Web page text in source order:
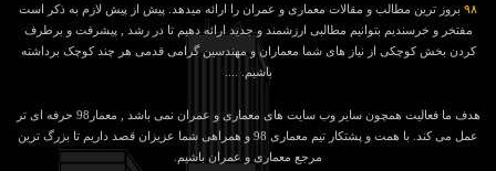
۹۸ بروز ترین مطالب و مقالات معماری و عمران را ارائه میدهد. پیش از پیش لازم به ذکر است
مفتخر و خرسندیم بتوانیم مطالبی ارزشمند و جدید ارائه دهیم تا در رشد , پیشرفت و برطرف
کردن بخش کوچکی از نیاز های شما معماران و مهندسین گرامی قدمی هر چند کوچک برداشته
باشیم. ....
هدف ما فعالیت همچون سایر وب سایت های معماری و عمران نمی باشد , معمار98 حرفه ای تر
عمل می کند. با همت و پشتکار تیم معماری 98 و همراهی شما عزیزان قصد داریم تا بزرگ ترین
مرجع معماری و عمران باشیم.